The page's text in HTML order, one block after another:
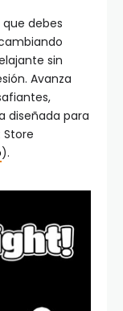
debes
sin
Avanza
diseñada para
).